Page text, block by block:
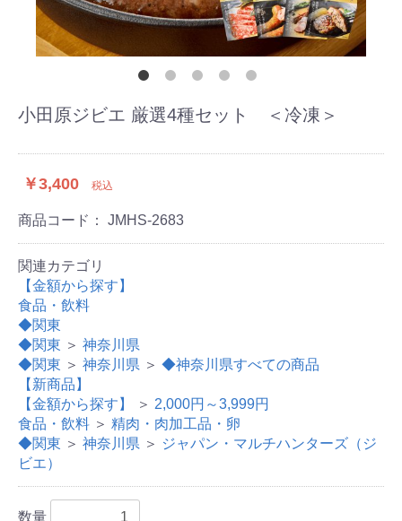
小田原ジビエ 厳選4種セット ＜冷凍＞
￥3,400 税込
商品コード： JMHS-2683
関連カテゴリ
【金額から探す】
食品・飲料
◆関東
◆関東 ＞ 神奈川県
◆関東 ＞ 神奈川県 ＞ ◆神奈川県すべての商品
【新商品】
【金額から探す】
＞ 2,000円～3,999円
食品・飲料 ＞ 精肉・肉加工品・卵
◆関東 ＞ 神奈川県 ＞ ジャパン・マルチハンターズ（ジ
ビエ）
数量